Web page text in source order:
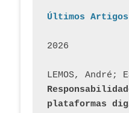
Últimos
2026
plataformas